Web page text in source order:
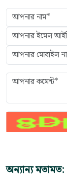
অন্যান্য মতামত: